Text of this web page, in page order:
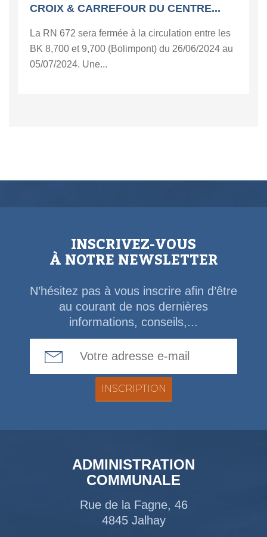
CROIX & CARREFOUR DU CENTRE...
La RN 672 sera fermée à la circulation entre les
BK 8,700 et 9,700 (Bolimpont) du 26/06/2024 au
05/07/2024. Une...
INSCRIVEZ-VOUS
À NOTRE NEWSLETTER
N’hésitez pas à vous inscrire afin d’être
au courant de nos dernières
informations, conseils,...
ADMINISTRATION
COMMUNALE
Rue de la Fagne, 46
4845 Jalhay